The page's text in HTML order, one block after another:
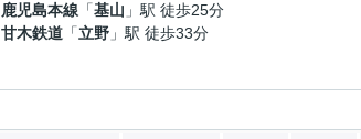
鹿児島本線 「基山 」駅 徒歩25分
甘木鉄道 「立野 」駅 徒歩33分